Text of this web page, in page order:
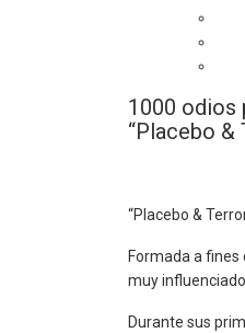
1000 odios
“Placebo &
“Placebo &
Formada a
muy
Durante sus